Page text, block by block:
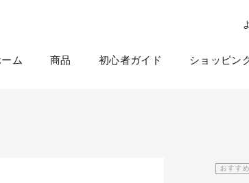
ム 商品 初心者ガイド ショッピン